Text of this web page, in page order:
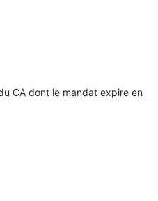
CA dont le mandat expire en